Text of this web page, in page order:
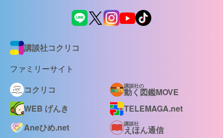
講談社コクリコ
ファミリーサイト
コクリコ
講談社の
動く図鑑MOVE
WEB げんき
TELEMAGA.net
Aneひめ.net
講談社
えほん通信